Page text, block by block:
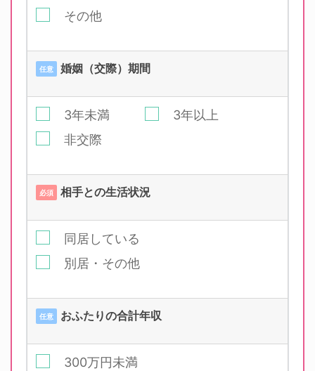
その他
任意 婚姻（交際）期間
3年未満
3年以上
非交際
必須 相手との生活状況
同居している
別居・その他
任意 おふたりの合計年収
300万円未満